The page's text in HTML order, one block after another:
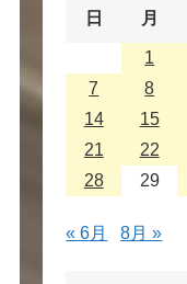
日 月
1
7
8
14
15
21
22
28
29
« 6月 8月 »